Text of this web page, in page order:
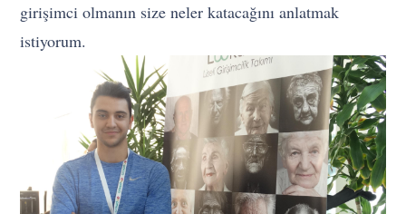
girişimci olmanın size neler katacağını anlatmak
istiyorum.